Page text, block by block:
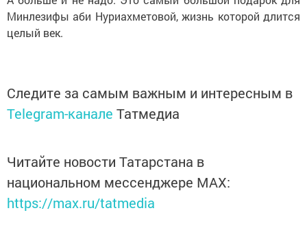
Минлезифы аби Нуриахметовой, жизнь которой длится
целый век.
Следите за самым важным и интересным в
Telegram-канале Татмедиа
Читайте новости Татарстана в
национальном мессенджере MАХ:
https://max.ru/tatmedia